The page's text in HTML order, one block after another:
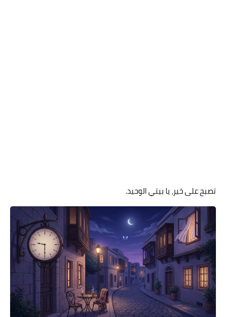
تصبح على خير، يا بيتي الوحيد.